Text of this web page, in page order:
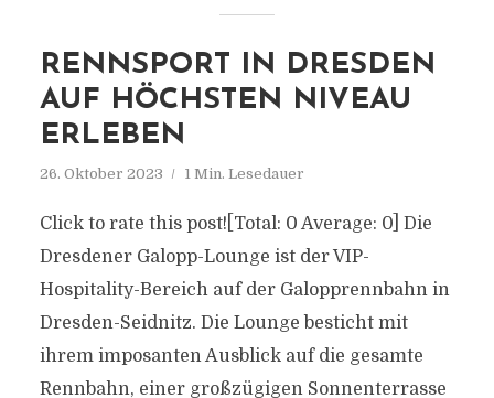
RENNSPORT IN DRESDEN
AUF HÖCHSTEN NIVEAU
ERLEBEN
26. Oktober 2023 1 Min. Lesedauer
Click to rate this post![Total: 0 Average: 0] Die
Dresdener Galopp-Lounge ist der VIP-
Hospitality-Bereich auf der Galopprennbahn in
Dresden-Seidnitz. Die Lounge besticht mit
ihrem imposanten Ausblick auf die gesamte
Rennbahn, einer großzügigen Sonnenterrasse